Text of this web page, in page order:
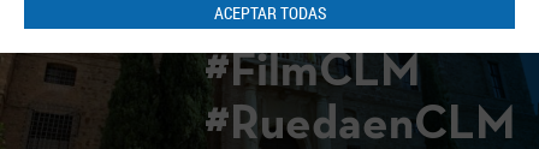
ACEPTAR TODAS
#FilmCLM
#RuedaenCLM